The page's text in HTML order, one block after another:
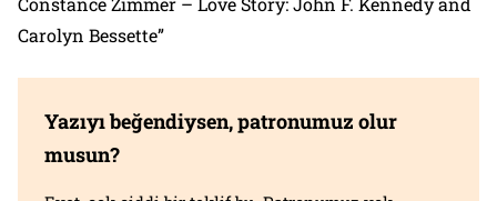
Carolyn Bessette”
Yazıyı beğendiysen, patronumuz olur
musun?